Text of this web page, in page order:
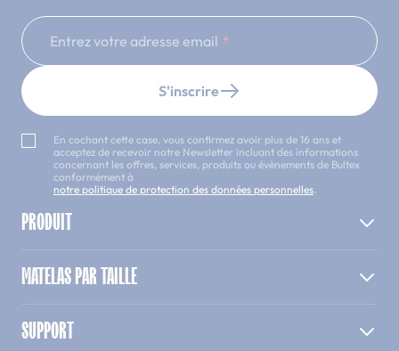
Entrez votre adresse email
S'inscrire
En cochant cette case, vous confirmez avoir plus de 16 ans et
acceptez de recevoir notre Newsletter incluant des informations
concernant les offres, services, produits ou évènements de Bultex
conformément à
notre politique de protection des données personnelles.
PRODUIT
MATELAS PAR TAILLE
SUPPORT